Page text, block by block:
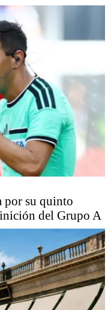
por su quinto
del Grupo A